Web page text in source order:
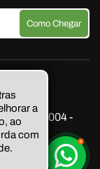
PJ MG 6004 -
a
ao
com